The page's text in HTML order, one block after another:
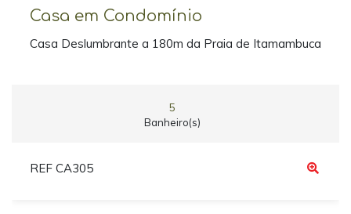
Casa em Condomínio
Casa Deslumbrante a 180m da Praia de Itamambuca
5
Banheiro(s)
REF CA305